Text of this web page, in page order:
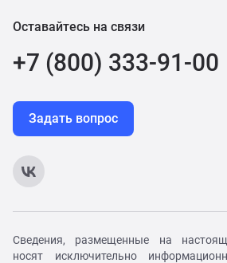
Оставайтесь на связи
+7 (800) 333-91-00
Задать вопрос
Сведения, размещенные на
носят исключительно